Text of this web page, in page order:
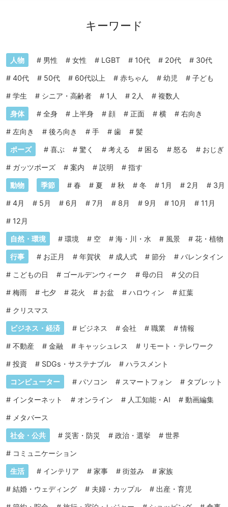
キーワード
人物 # 男性 # 女性 # LGBT # 10代 # 20代 # 30代
# 40代 # 50代 # 60代以上 # 赤ちゃん # 幼児 # 子ども
# 学生 # シニア・高齢者 # 1人 # 2人 # 複数人
身体 # 全身 # 上半身 # 顔 # 正面 # 横 # 右向き
# 左向き # 後ろ向き # 手 # 歯 # 髪
ポーズ # 喜ぶ # 驚く # 考える # 困る # 怒る # おじぎ
# ガッツポーズ # 案内 # 説明 # 指す
動物 季節 # 春 # 夏 # 秋 # 冬 # 1月 # 2月 # 3月
# 4月 # 5月 # 6月 # 7月 # 8月 # 9月 # 10月 # 11月
# 12月
自然・環境 # 環境 # 空 # 海・川・水 # 風景 # 花・植物
行事 # お正月 # 年賀状 # 成人式 # 節分 # バレンタイン
# こどもの日 # ゴールデンウィーク # 母の日 # 父の日
# 梅雨 # 七夕 # 花火 # お盆 # ハロウィン # 紅葉
# クリスマス
ビジネス・経済 # ビジネス # 会社 # 職業 #情報
# 不動産 # 金融 # キャッシュレス # リモート・テレワーク
# 投資 # SDGs・サステナブル # ハラスメント
コンピューター # パソコン # スマートフォン # タブレット
# インターネット # オンライン # 人工知能・AI # 動画編集
# メタバース
社会・公共 # 災害・防災 # 政治・選挙 # 世界
# コミュニケーション
生活 # インテリア # 家事 # 街並み # 家族
# 結婚・ウェディング # 夫婦・カップル # 出産・育児